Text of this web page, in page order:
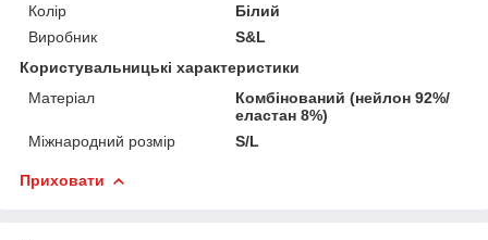
Колір
Білий
Виробник
S&L
Користувальницькі характеристики
Матеріал
Комбінований (нейлон 92%/
еластан 8%)
Міжнародний розмір
S/L
Приховати